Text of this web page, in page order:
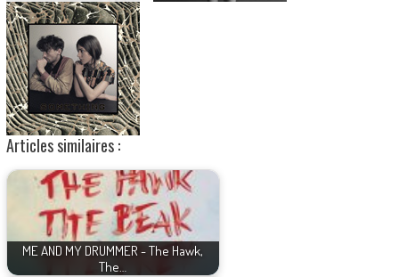
Articles similaires :
ME AND MY DRUMMER - The Hawk,
The…